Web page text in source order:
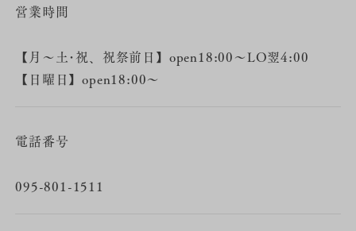
営業時間
【月～土･祝、祝祭前日】open18:00～LO翌4:00
【日曜日】open18:00〜
電話番号
095-801-1511